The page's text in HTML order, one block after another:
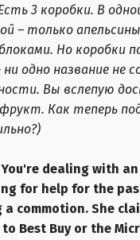
3 коробки. В
– только
Но коробки
ни одно название
Вы вслепую
Как теперь
dealing with
for help for the
a commotion. She
Best Buy or the